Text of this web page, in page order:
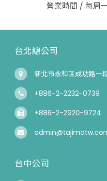
營業時間 / 每周
台北總公司
新北市永和區成功路一
+886-2-2232-0739
+886-2-2920-9724
台中公司